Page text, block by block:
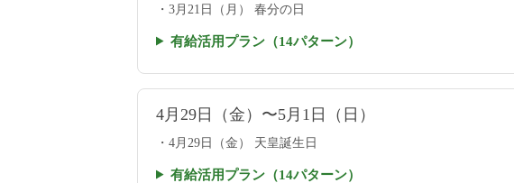
3月21日（月） 春分の日
有給活用プラン（14パターン）
4月29日（金）〜5月1日（日）
4月29日（金） 天皇誕生日
有給活用プラン（14パターン）